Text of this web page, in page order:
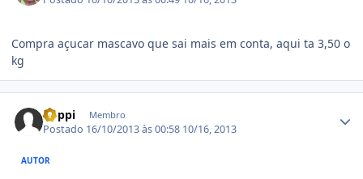
Compra açucar mascavo que sai mais em conta, aqui ta 3,50 o
kg
Coppi Membro
Postado 16/10/2013 às 00:58 10/16, 2013
AUTOR